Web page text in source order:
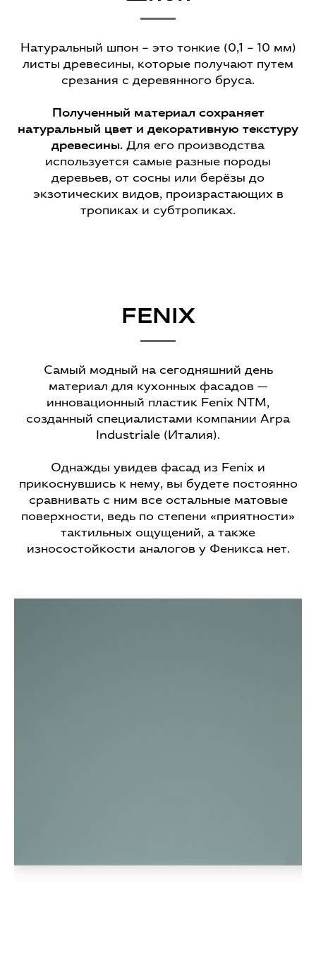
Натуральный шпон – это тонкие (0,1 – 10 мм)
листы древесины, которые получают путем
срезания с деревянного бруса.
Полученный материал сохраняет
натуральный цвет и декоративную текстуру
древесины. Для его производства
используется самые разные породы
деревьев, от сосны или берёзы до
экзотических видов, произрастающих в
тропиках и субтропиках.
FENIX
Самый модный на сегодняшний день
материал для кухонных фасадов —
инновационный пластик Fenix NTM,
созданный специалистами компании Arpa
Industriale (Италия).
Однажды увидев фасад из Fenix и
прикоснувшись к нему, вы будете постоянно
сравнивать с ним все остальные матовые
поверхности, ведь по степени «приятности»
тактильных ощущений, а также
износостойкости аналогов у Феникса нет.